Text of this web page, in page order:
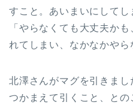
すこと。あいまいにして
「やらなくても大丈夫か
れてしまい、なかなかやら
北澤さんがマグを引きま
つかまえて引くこと、と